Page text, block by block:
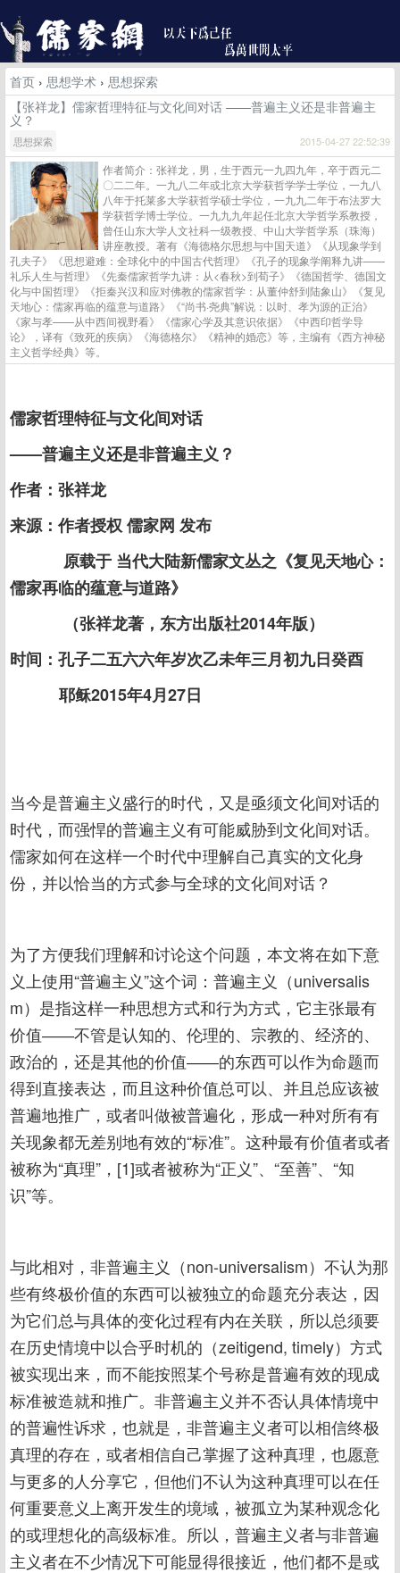
首页 › 思想学术 › 思想探索
【张祥龙】儒家哲理特征与文化间对话 ——普遍主义还是非普遍主
义？
思想探索 2015-04-27 22:52:39
作者简介：张祥龙，男，生于西元一九四九年，卒于西元二
〇二二年。一九八二年或北京大学获哲学学士学位，一九八
八年于托莱多大学获哲学硕士学位，一九九二年于布法罗大
学获哲学博士学位。一九九九年起任北京大学哲学系教授，
曾任山东大学人文社科一级教授、中山大学哲学系（珠海）
讲座教授。著有《海德格尔思想与中国天道》《从现象学到
孔夫子》《思想避难：全球化中的中国古代哲理》《孔子的现象学阐释九讲——
礼乐人生与哲理》《先秦儒家哲学九讲：从<春秋>到荀子》《德国哲学、德国文
化与中国哲理》《拒秦兴汉和应对佛教的儒家哲学：从董仲舒到陆象山》《复见
天地心：儒家再临的蕴意与道路》《“尚书·尧典”解说：以时、孝为源的正治》
《家与孝——从中西间视野看》《儒家心学及其意识依据》《中西印哲学导
论》，译有《致死的疾病》《海德格尔》《精神的婚恋》等，主编有《西方神秘
主义哲学经典》等。
儒家哲理特征与文化间对话
——普遍主义还是非普遍主义？
作者：张祥龙
来源：作者授权 儒家网 发布
原载于 当代大陆新儒家文丛之《复见天地心：
儒家再临的蕴意与道路》
（张祥龙著，东方出版社2014年版）
时间：孔子二五六六年岁次乙未年三月初九日癸酉
耶稣2015年4月27日
当今是普遍主义盛行的时代，又是亟须文化间对话的
时代，而强悍的普遍主义有可能威胁到文化间对话。
儒家如何在这样一个时代中理解自己真实的文化身
份，并以恰当的方式参与全球的文化间对话？
为了方便我们理解和讨论这个问题，本文将在如下意
义上使用“普遍主义”这个词：普遍主义（universalis
m）是指这样一种思想方式和行为方式，它主张最有
价值――不管是认知的、伦理的、宗教的、经济的、
政治的，还是其他的价值――的东西可以作为命题而
得到直接表达，而且这种价值总可以、并且总应该被
普遍地推广，或者叫做被普遍化，形成一种对所有有
关现象都无差别地有效的“标准”。这种最有价值者或者
被称为“真理”，[1]或者被称为“正义”、“至善”、“知
识”等。
与此相对，非普遍主义（non-universalism）不认为那
些有终极价值的东西可以被独立的命题充分表达，因
为它们总与具体的变化过程有内在关联，所以总须要
在历史情境中以合乎时机的（zeitigend, timely）方式
被实现出来，而不能按照某个号称是普遍有效的现成
标准被造就和推广。非普遍主义并不否认具体情境中
的普遍性诉求，也就是，非普遍主义者可以相信终极
真理的存在，或者相信自己掌握了这种真理，也愿意
与更多的人分享它，但他们不认为这种真理可以在任
何重要意义上离开发生的境域，被孤立为某种观念化
的或理想化的高级标准。所以，普遍主义者与非普遍
主义者在不少情况下可能显得很接近，他们都不是或